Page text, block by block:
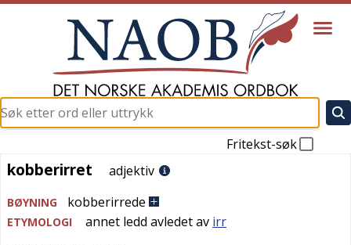
Fritekst-søk
kobberirret
kobberirret adjektiv
BØYNING kobberirrede
ETYMOLOGI annet ledd avledet av irr